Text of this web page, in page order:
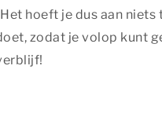
hoeft je dus aan
zodat je volop kunt